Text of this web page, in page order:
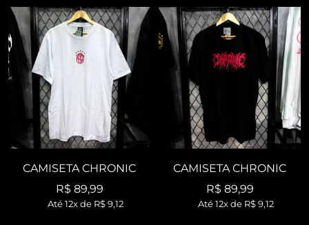
CAMISETA CHRONIC
Preço
promocional
R$ 89,99
Até 12x de R$ 9,12
CAMISETA CHRONIC
Preço
promocional
R$ 89,99
Até 12x de R$ 9,12